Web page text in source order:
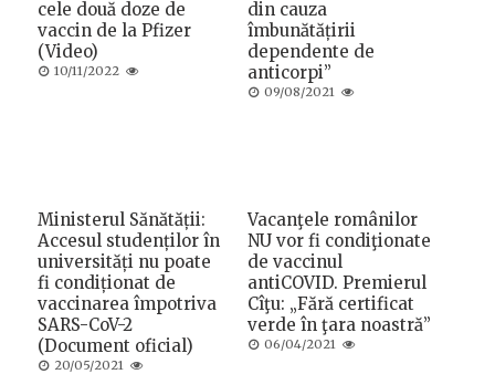
cele două doze de
vaccin de la Pfizer
(Video)
Posted
10/11/2022
din cauza
îmbunătățirii
dependente de
anticorpi”
Posted
09/08/2021
Ministerul Sănătății:
Accesul studenților în
universități nu poate
fi condiționat de
vaccinarea împotriva
SARS-CoV-2
(Document oficial)
Posted
20/05/2021
Vacanţele românilor
NU vor fi condiţionate
de vaccinul
antiCOVID. Premierul
Cîţu: „Fără certificat
verde în ţara noastră”
Posted
06/04/2021